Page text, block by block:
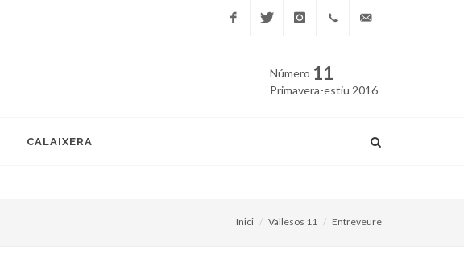
40 40
Número 11
Primavera-estiu 2016
CALAIXERA
Inici Vallesos 11 Entreveure